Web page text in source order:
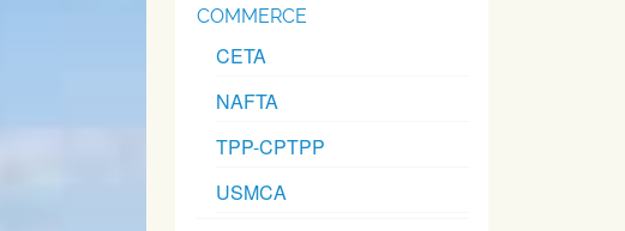
COMMERCE
CETA
NAFTA
TPP-CPTPP
USMCA